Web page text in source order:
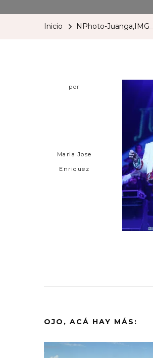
Inicio NPhoto-
por
Maria Jose
Enriquez
OJO, ACÁ HAY MÁS: